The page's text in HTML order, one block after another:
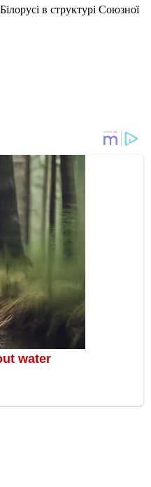
в структурі Союзної